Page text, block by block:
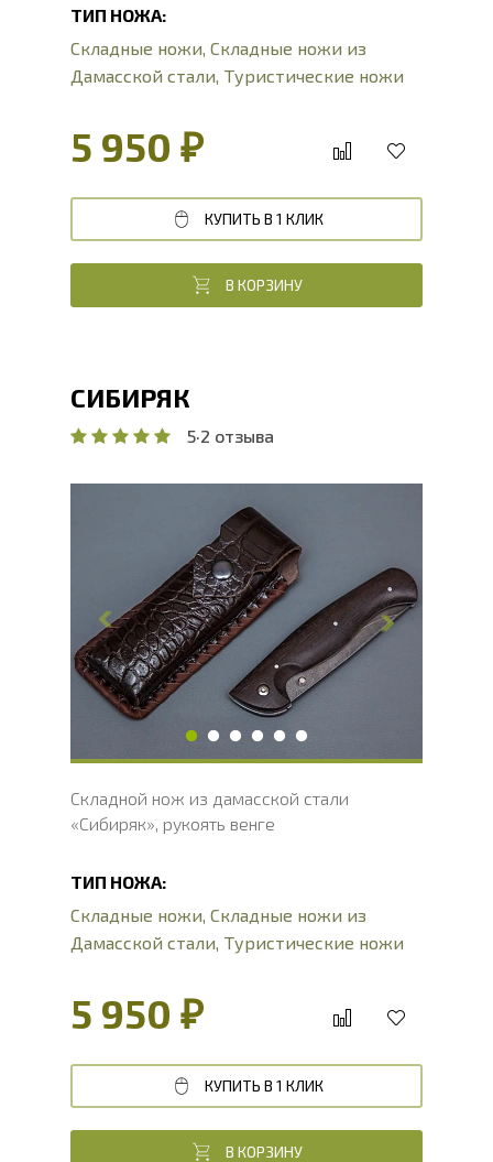
ТИП НОЖА:
Складные ножи, Складные ножи из
Дамасской стали, Туристические ножи
5 950 ₽
КУПИТЬ В 1 КЛИК
В КОРЗИНУ
СИБИРЯК
5·2 отзыва
Общая длина, мм
Длина клинка, мм
109.4
Ширина клинка, мм
31.2
Толщина обуха, мм
2.7
Ширина рукояти, мм
31
Длина рукояти, мм
Толщина рукояти, мм
Твердость клинка, HRC
Складной нож из дамасской стали
«Сибиряк», рукоять венге
ТИП НОЖА:
Складные ножи, Складные ножи из
Дамасской стали, Туристические ножи
5 950 ₽
КУПИТЬ В 1 КЛИК
В КОРЗИНУ